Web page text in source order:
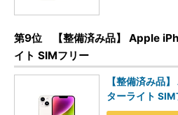
第9位 【整備済み品】 Apple
イト SIMフリー
【整備済み品
ターライト